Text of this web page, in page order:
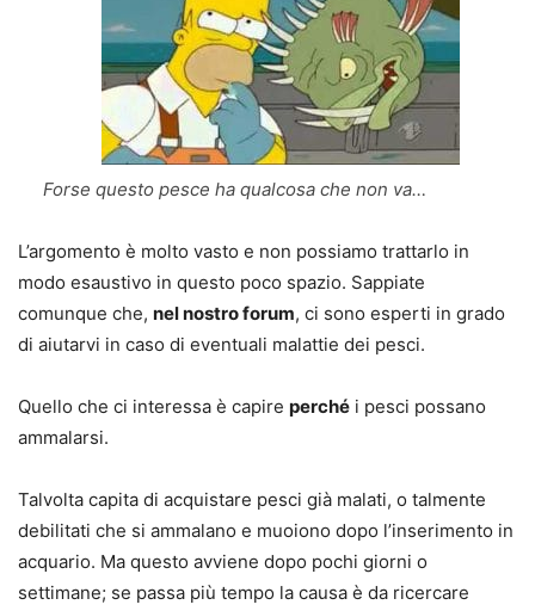
Forse questo pesce ha qualcosa che non va…
L’argomento è molto vasto e non possiamo trattarlo in
modo esaustivo in questo poco spazio. Sappiate
comunque che, nel nostro forum, ci sono esperti in grado
di aiutarvi in caso di eventuali malattie dei pesci.
Quello che ci interessa è capire perché i pesci possano
ammalarsi.
Talvolta capita di acquistare pesci già malati, o talmente
debilitati che si ammalano e muoiono dopo l’inserimento in
acquario. Ma questo avviene dopo pochi giorni o
settimane; se passa più tempo la causa è da ricercare